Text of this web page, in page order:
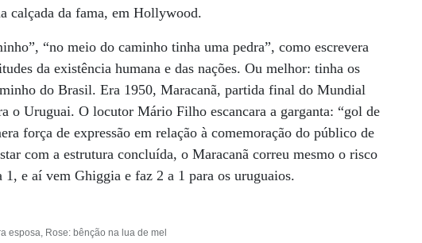
calçada da fama, em Hollywood.
“no meio do caminho tinha uma pedra”, como escrevera
da existência humana e das nações. Ou melhor: tinha os
do Brasil. Era 1950, Maracanã, partida final do Mundial
o Uruguai. O locutor Mário Filho escancara a garganta: “gol de
força de expressão em relação à comemoração do público de
com a estrutura concluída, o Maracanã correu mesmo o risco
e aí vem Ghiggia e faz 2 a 1 para os uruguaios.
esposa, Rose: bênção na lua de mel